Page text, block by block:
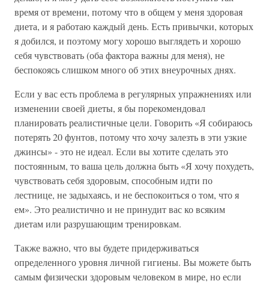
время от времени, потому что в общем у меня здоровая
диета, и я работаю каждый день. Есть привычки, которых
я добился, и поэтому могу хорошо выглядеть и хорошо
себя чувствовать (оба фактора важны для меня), не
беспокоясь слишком много об этих внеурочных днях.
Если у вас есть проблема в регулярных упражнениях или
изменении своей диеты, я бы порекомендовал
планировать реалистичные цели. Говорить «Я собираюсь
потерять 20 фунтов, потому что хочу залезть в эти узкие
джинсы» - это не идеал. Если вы хотите сделать это
постоянным, то ваша цель должна быть «Я хочу похудеть,
чувствовать себя здоровым, способным идти по
лестнице, не задыхаясь, и не беспокоиться о том, что я
ем». Это реалистично и не принудит вас ко всяким
диетам или разрушающим тренировкам.
Также важно, что вы будете придерживаться
определенного уровня личной гигиены. Вы можете быть
самым физически здоровым человеком в мире, но если